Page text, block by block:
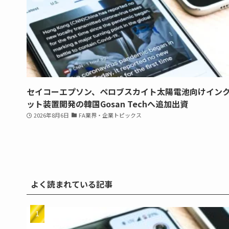
セイコーエプソン、ペロブスカイト太陽電池向けイン
ット装置開発の韓国Gosan Techへ追加出資
2026年8月6日 FA業界・企業トピックス
よく読まれている記事